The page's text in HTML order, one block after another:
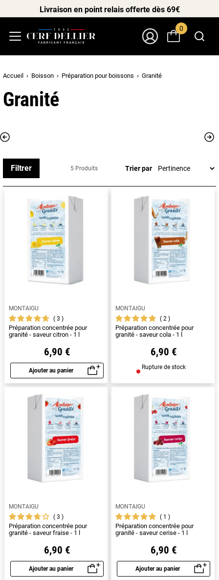
Livraison en point relais offerte dès 69€
0
Accueil Boisson Préparation pour boissons Granité
Granité
5 Produits
Filtrer Trier par
MONTAIGU
3
Préparation concentrée pour
granité - saveur citron - 1 l
6,90 €
Ajouter au panier
Aperçu rapide
MONTAIGU
2
Préparation concentrée pour
granité - saveur cola - 1 l
6,90 €
Rupture de stock
MONTAIGU
3
Préparation concentrée pour
granité - saveur fraise - 1 l
6,90 €
Ajouter au panier
Aperçu rapide
MONTAIGU
1
Préparation concentrée pour
granité - saveur cerise - 1 l
6,90 €
Ajouter au panier
Aperçu rapide